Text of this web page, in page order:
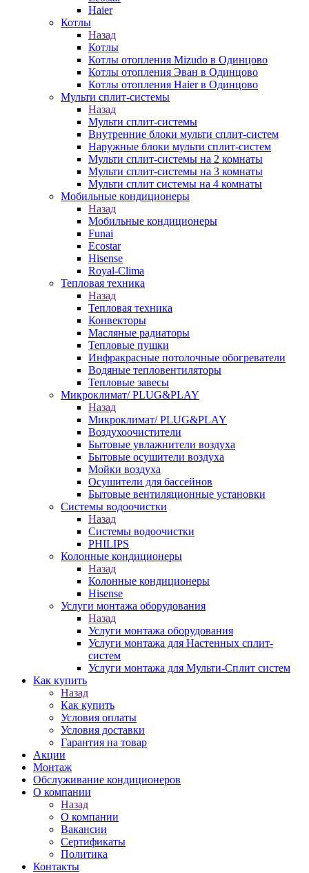
Haier
Котлы
Назад
Котлы
Котлы отопления Mizudo в Одинцово
Котлы отопления Эван в Одинцово
Котлы отопления Haier в Одинцово
Мульти сплит-системы
Назад
Мульти сплит-системы
Внутренние блоки мульти сплит-систем
Наружные блоки мульти сплит-систем
Мульти сплит-системы на 2 комнаты
Мульти сплит-системы на 3 комнаты
Мульти сплит системы на 4 комнаты
Мобильные кондиционеры
Назад
Мобильные кондиционеры
Funai
Ecostar
Hisense
Royal-Clima
Тепловая техника
Назад
Тепловая техника
Конвекторы
Масляные радиаторы
Тепловые пушки
Инфракрасные потолочные обогреватели
Водяные тепловентиляторы
Тепловые завесы
Микроклимат/ PLUG&PLAY
Назад
Микроклимат/ PLUG&PLAY
Воздухоочистители
Бытовые увлажнители воздуха
Бытовые осушители воздуха
Мойки воздуха
Осушители для бассейнов
Бытовые вентиляционные установки
Системы водоочистки
Назад
Системы водоочистки
PHILIPS
Колонные кондиционеры
Назад
Колонные кондиционеры
Hisense
Услуги монтажа оборудования
Назад
Услуги монтажа оборудования
Услуги монтажа для Настенных сплит-
систем
Услуги монтажа для Мульти-Сплит систем
Как купить
Назад
Как купить
Условия оплаты
Условия доставки
Гарантия на товар
Акции
Монтаж
Обслуживание кондиционеров
О компании
Назад
О компании
Вакансии
Сертификаты
Политика
Контакты